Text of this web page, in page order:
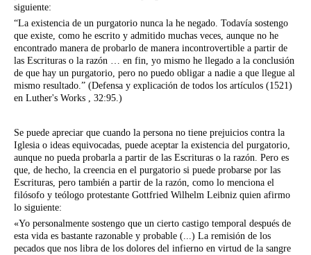
siguiente:
“La existencia de un purgatorio nunca la he negado. Todavía sostengo
que existe, como he escrito y admitido muchas veces, aunque no he
encontrado manera de probarlo de manera incontrovertible a partir de
las Escrituras o la razón … en fin, yo mismo he llegado a la conclusión
de que hay un purgatorio, pero no puedo obligar a nadie a que llegue al
mismo resultado.” (Defensa y explicación de todos los artículos (1521)
en Luther's Works , 32:95.)
Se puede apreciar que cuando la persona no tiene prejuicios contra la
Iglesia o ideas equivocadas, puede aceptar la existencia del purgatorio,
aunque no pueda probarla a partir de las Escrituras o la razón. Pero es
que, de hecho, la creencia en el purgatorio si puede probarse por las
Escrituras, pero también a partir de la razón, como lo menciona el
filósofo y teólogo protestante Gottfried Wilhelm Leibniz quien afirmo
lo siguiente:
«Yo personalmente sostengo que un cierto castigo temporal después de
esta vida es bastante razonable y probable (...) La remisión de los
pecados que nos libra de los dolores del infierno en virtud de la sangre